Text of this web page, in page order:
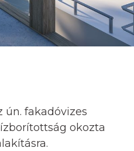
ún. fakadóvizes
okozta